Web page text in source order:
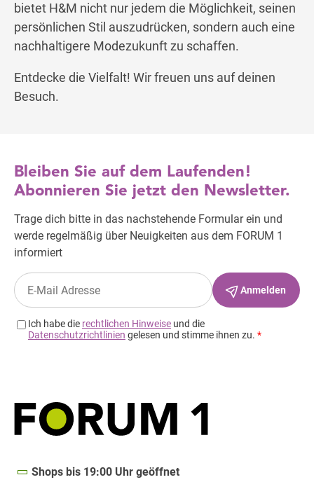
bietet H&M nicht nur jedem die Möglichkeit, seinen
persönlichen Stil auszudrücken, sondern auch eine
nachhaltigere Modezukunft zu schaffen.
Entdecke die Vielfalt! Wir freuen uns auf deinen
Besuch.
Shops bis 19:00 Uhr geöffnet